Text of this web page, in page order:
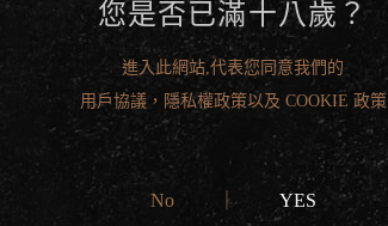
您是否已滿十八歲？
進入此網站,代表您同意我們的
用戶協議，隱私權政策以及 COOKIE 政策
No ｜ YES